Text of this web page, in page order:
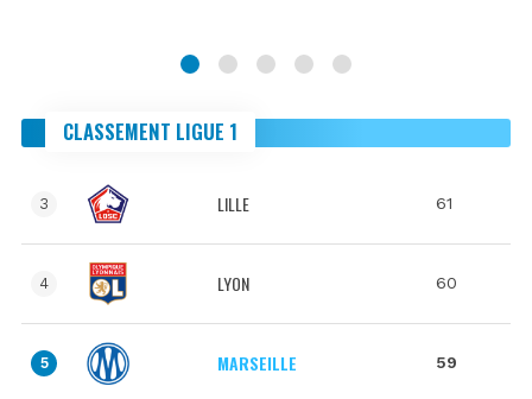
CLASSEMENT LIGUE 1
3 LILLE 61
4 LYON 60
5 MARSEILLE 59